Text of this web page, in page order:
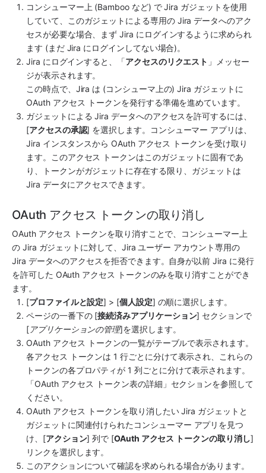
コンシューマー上 (Bamboo など) で Jira ガジェットを使用
していて、このガジェットによる専用の Jira データへのアク
セスが必要な場合、まず Jira にログインするように求められ
ます (まだ Jira にログインしてない場合)。
Jira にログインすると、「アクセスのリクエスト 」メッセー
ジが表示されます。
この時点で、Jira は (コンシューマ上の) Jira ガジェットに
OAuth アクセス トークンを発行する準備を進めています。
ガジェットによる Jira データへのアクセスを許可するには、
[アクセスの承認] を選択します。コンシューマー アプリは、
Jira インスタンスから OAuth アクセス トークンを受け取り
ます。このアクセス トークンはこのガジェットに固有であ
り、トークンがガジェットに存在する限り、ガジェットは
Jira データにアクセスできます。
OAuth アクセス トークンの取り消し
OAuth アクセス トークンを取り消すことで、コンシューマー上
の Jira ガジェットに対して、Jira ユーザー アカウント専用の
Jira データへのアクセスを拒否できます。自身が以前 Jira に発行
を許可した OAuth アクセス トークンのみを取り消すことができ
ます。
[プロファイルと設定] > [個人設定] の順に選択します。
ページの一番下の [接続済みアプリケーション] セクションで
[アプリケーションの管理]を選択します。
OAuth アクセス トークンの一覧がテーブルで表示されます。
各アクセス トークンは 1 行ごとに分けて表示され、これらの
トークンの各プロパティが 1 列ごとに分けて表示されます。
「OAuth アクセス トークン表の詳細」セクションを参照して
ください。
OAuth アクセス トークンを取り消したい Jira ガジェットと
ガジェットに関連付けられたコンシューマー アプリを見つ
け、[アクション] 列で [OAuth アクセス トークンの取り消し]
リンクを選択します。
このアクションについて確認を求められる場合があります。